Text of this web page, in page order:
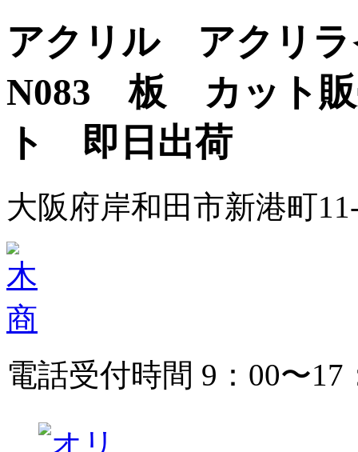
アクリル アクリ
N083 板 カット
ト 即日出荷
大阪府岸和田市新港町
電話受付時間 9：00〜17